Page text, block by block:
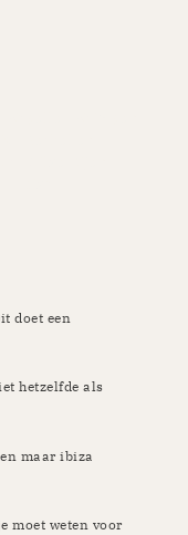
doet een
hetzelfde als
maar ibiza
moet weten voor